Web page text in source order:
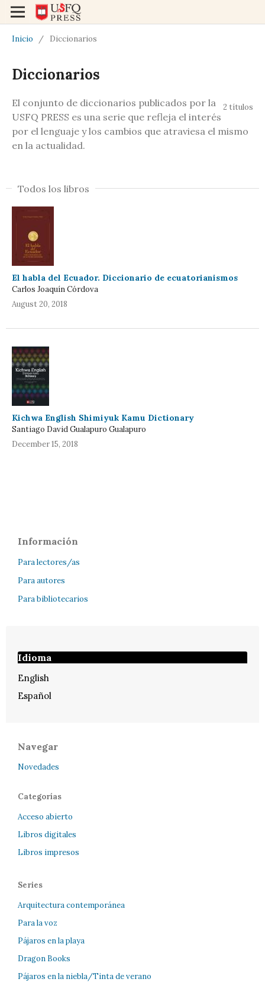
Inicio / Diccionarios
Diccionarios
2 títulos
El conjunto de diccionarios publicados por la
USFQ PRESS es una serie que refleja el interés
por el lenguaje y los cambios que atraviesa el mismo
en la actualidad.
Todos los libros
El habla del Ecuador. Diccionario de ecuatorianismos
Carlos Joaquín Córdova
August 20, 2018
Kichwa English Shimiyuk Kamu Dictionary
Santiago David Gualapuro Gualapuro
December 15, 2018
Información
Para lectores/as
Para autores
Para bibliotecarios
Idioma
English
Español
Navegar
Novedades
Categorías
Acceso abierto
Libros digitales
Libros impresos
Series
Arquitectura contemporánea
Para la voz
Pájaros en la playa
Dragon Books
Pájaros en la niebla/Tinta de verano